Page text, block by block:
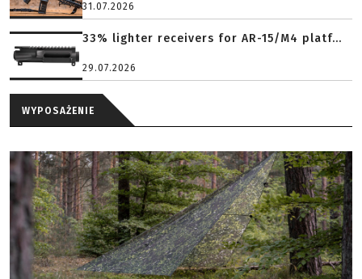
31.07.2026
33% lighter receivers for AR-15/M4 platf...
29.07.2026
WYPOSAŻENIE